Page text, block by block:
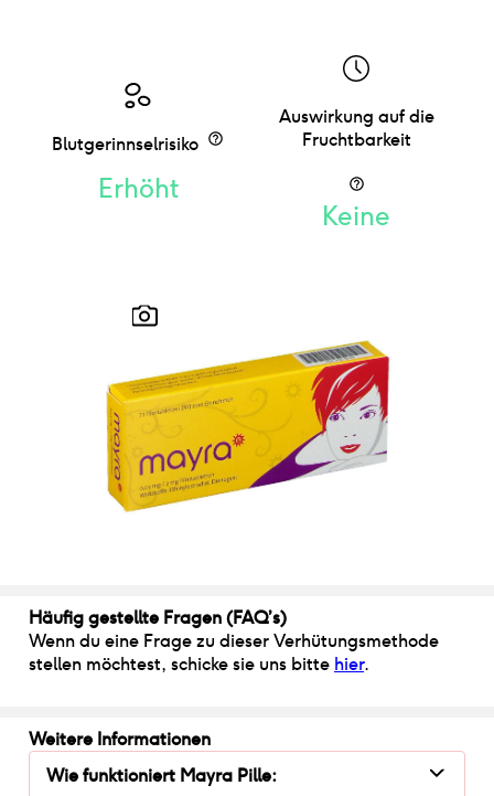
Blutgerinnselrisiko
Erhöht
Auswirkung auf die
Fruchtbarkeit
Keine
Häufig gestellte Fragen (FAQ’s)
Wenn du eine Frage zu dieser Verhütungsmethode
stellen möchtest, schicke sie uns bitte hier.
Weitere Informationen
Wie funktioniert Mayra Pille: